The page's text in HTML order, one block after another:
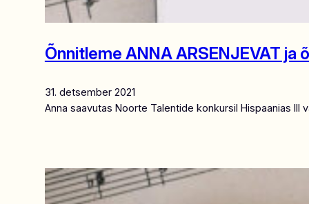
Õnnitleme ANNA ARSENJEVAT ja
31. detsember 2021
Anna saavutas Noorte Talentide konkursil Hispaanias III